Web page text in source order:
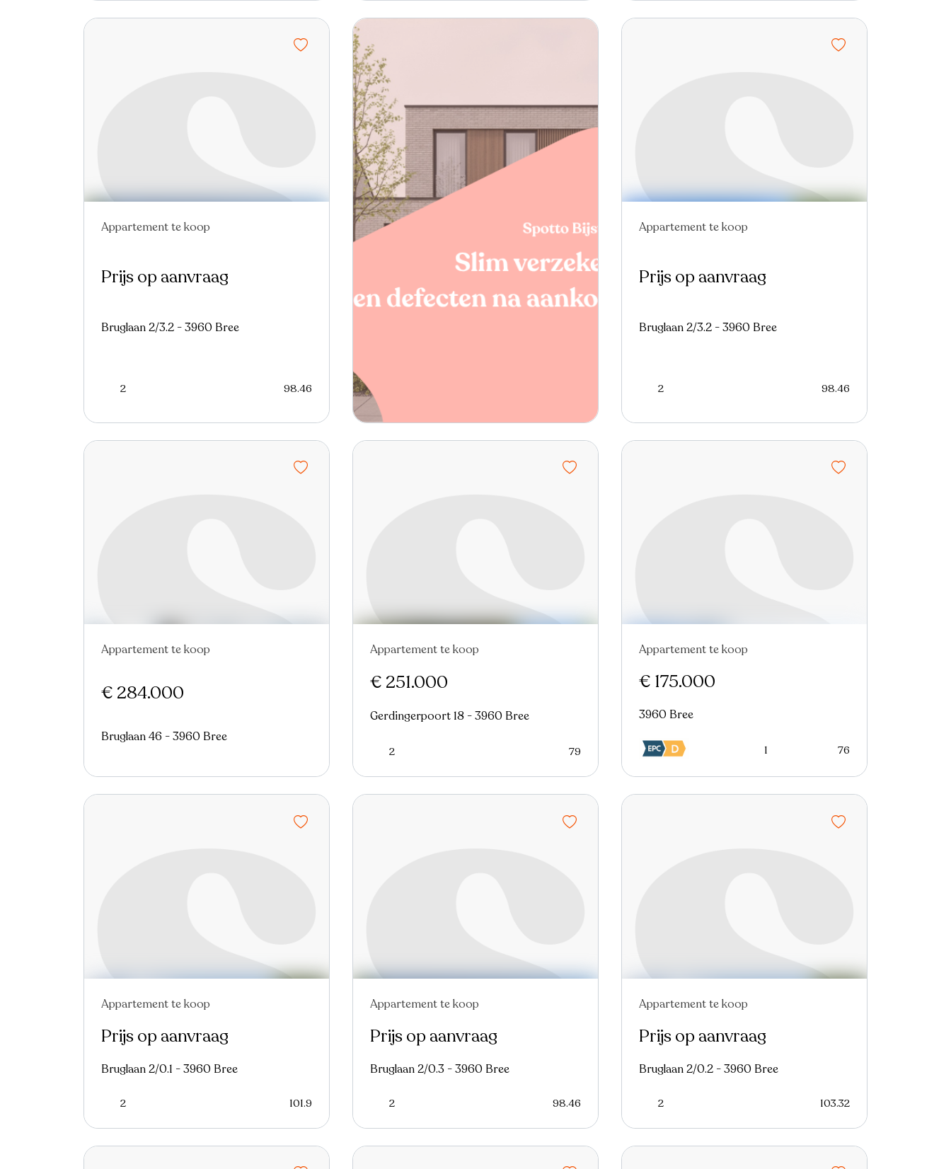
Appartement te koop
Prijs op aanvraag
Bruglaan 2/3.2 - 3960 Bree
2 98.46
Appartement te koop
Prijs op aanvraag
Bruglaan 2/3.2 - 3960 Bree
2 98.46
In optie
Appartement te koop
€ 284.000
Bruglaan 46 - 3960 Bree
Appartement te koop
€ 251.000
Gerdingerpoort 18 - 3960 Bree
2 79
Virtual tour
Appartement te koop
€ 175.000
3960 Bree
1 76
Appartement te koop
Prijs op aanvraag
Bruglaan 2/0.1 - 3960 Bree
2 101.9
Appartement te koop
Prijs op aanvraag
Bruglaan 2/0.3 - 3960 Bree
2 98.46
Appartement te koop
Prijs op aanvraag
Bruglaan 2/0.2 - 3960 Bree
2 103.32